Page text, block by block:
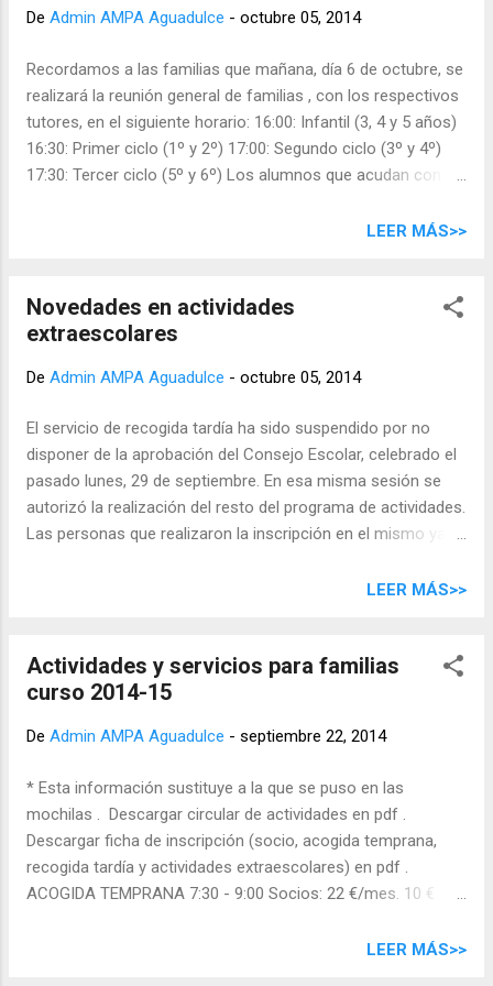
del CEIP Aguadulce, que habiendo realizado
pasión por ella tuvo la idea de aprovechar el
espacio facilitado por el centro y comenzar
a darle vida. Para ello presentó un proyecto
de Huerto Ecológico ante el AMPA y ante la
Dirección del Centro, en el que convivieran el
aspecto de colaboración entre padres y
del espacio para establecer el huerto al
Ampa, y ...
De Admin AMPA Aguadulce - octubre 05, 2014
Recordamos a las familias que mañana, día 6 de octubre, se
realizará la reunión general de familias , con los respectivos
tutores, en el siguiente horario: 16:00: Infantil (3, 4 y 5 años)
16:30: Primer ciclo (1º y 2º) 17:00: Segundo ciclo (3º y 4º)
17:30: Tercer ciclo (5º y 6º) Los alumnos que acudan con
nota indican los libros de inglés para este curso, que no
tres casos se trata solo del cuadernillo de actividades, no
del libro. Tercero: Activity book, Wonder 3 . Editorial
Richmond Quinto: Activity book, Wonder 5 . Editorial
centro a través de las mochilas del alumnado, el AMPA no
organiza estas reuniones ni puede aclarar/aportar más
información.
LEER MÁS>>
Novedades en actividades
extraescolares
De Admin AMPA Aguadulce - octubre 05, 2014
El servicio de recogida tardía ha sido suspendido por no
disponer de la aprobación del Consejo Escolar, celebrado el
pasado lunes, 29 de septiembre. En esa misma sesión se
autorizó la realización del resto del programa de actividades.
Las personas que realizaron la inscripción en el mismo ya
conocimiento general. Hemos presentado un recurso ante
anula la actividad de Folclore (música tradicional canaria)
por el bajo número de inscripciones. Son necesarios al
reúne un grupo de familias interesado rogamos nos lo
La actividad de inglés ha dado comienzo con normalidad,
pero con ambos grupos unificados en una única clase, por
ser la mayoría de los alumnos de infantil y los primeros
cursos de primaria,...
LEER MÁS>>
Actividades y servicios para familias
curso 2014-15
De Admin AMPA Aguadulce - septiembre 22, 2014
* Esta información sustituye a la que se puso en las
mochilas . Descargar circular de actividades en pdf .
Descargar ficha de inscripción (socio, acogida temprana,
recogida tardía y actividades extraescolares) en pdf .
ACOGIDA TEMPRANA 7:30 - 9:00 Socios: 22 €/mes. 10 €
mitad No socios : 25 € mes. 15€ más por hermano. Sin
LEER MÁS>>